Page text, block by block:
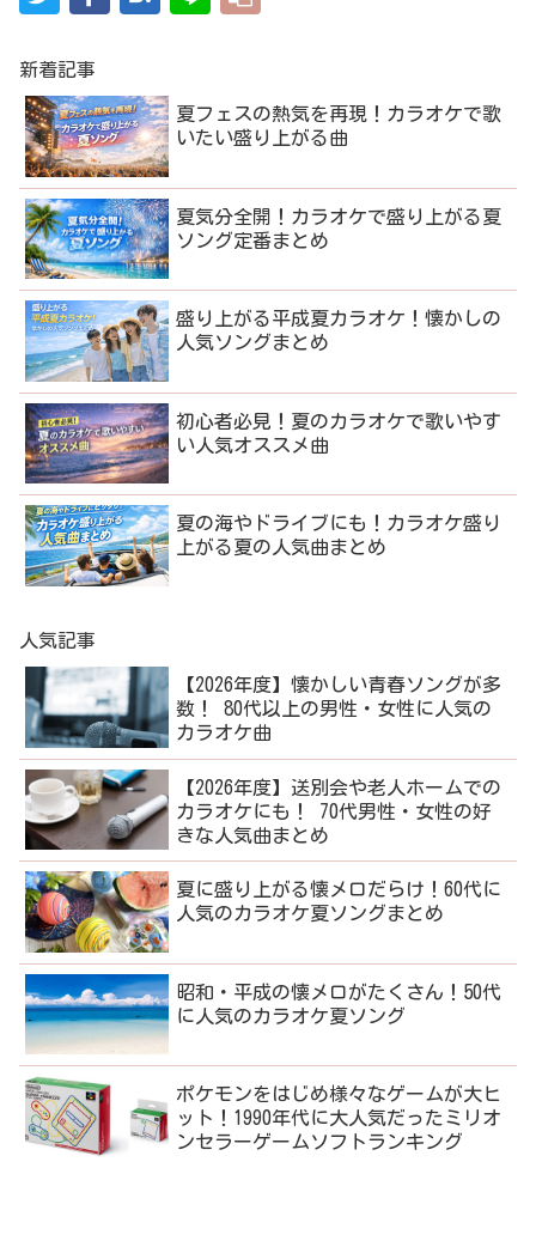
新着記事
夏フェスの熱気を再現！カラオケで歌
いたい盛り上がる曲
夏気分全開！カラオケで盛り上がる夏
ソング定番まとめ
盛り上がる平成夏カラオケ！懐かしの
人気ソングまとめ
初心者必見！夏のカラオケで歌いやす
い人気オススメ曲
夏の海やドライブにも！カラオケ盛り
上がる夏の人気曲まとめ
人気記事
【2026年度】懐かしい青春ソングが多
数！ 80代以上の男性・女性に人気の
カラオケ曲
【2026年度】送別会や老人ホームでの
カラオケにも！ 70代男性・女性の好
きな人気曲まとめ
夏に盛り上がる懐メロだらけ！60代に
人気のカラオケ夏ソングまとめ
昭和・平成の懐メロがたくさん！50代
に人気のカラオケ夏ソング
ポケモンをはじめ様々なゲームが大ヒ
ット！1990年代に大人気だったミリオ
ンセラーゲームソフトランキング